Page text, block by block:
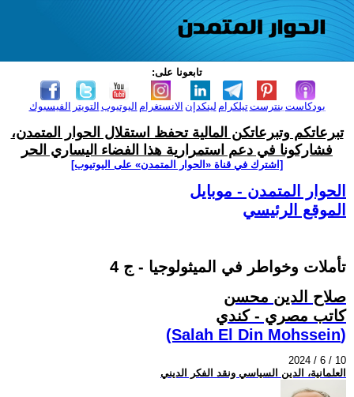
تابعونا على:
الفيسبوك التويتر اليوتيوب الانستغرام لينكدإن تيلكرامبنترست بودكاست
تبرعاتكم وتبرعاتكن المالية تحفظ استقلال الحوار المتمدن،
فشاركونا في دعم استمرارية هذا الفضاء اليساري الحر
[اشترك في قناة ‫«الحوار المتمدن» على اليوتيوب]
الحوار المتمدن - موبايل
الموقع الرئيسي
تأملات وخواطر في الميثولوجيا - ج 4
صلاح الدين محسن
كاتب مصري - كندي
(Salah El Din Mohssein‏)
2024 / 6 / 10
العلمانية، الدين السياسي ونقد الفكر الديني